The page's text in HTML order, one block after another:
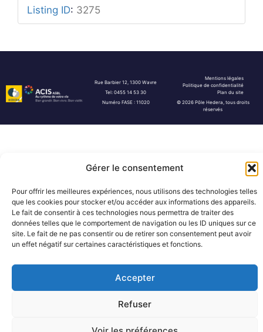
Gérer le consentement
Pour offrir les meilleures expériences, nous utilisons des technologies telles
que les cookies pour stocker et/ou accéder aux informations des appareils.
Le fait de consentir à ces technologies nous permettra de traiter des
données telles que le comportement de navigation ou les ID uniques sur ce
site. Le fait de ne pas consentir ou de retirer son consentement peut avoir
un effet négatif sur certaines caractéristiques et fonctions.
Accepter
Refuser
Listing ID: 3275
Rue Barbier 12, 1300 Wavre
Tel: 0455 14 53 30
Numéro FASE : 11020
Mentions légales
Politique de confidentialité
Plan du site
© 2026 Pôle Hedera, tous droits
réservés